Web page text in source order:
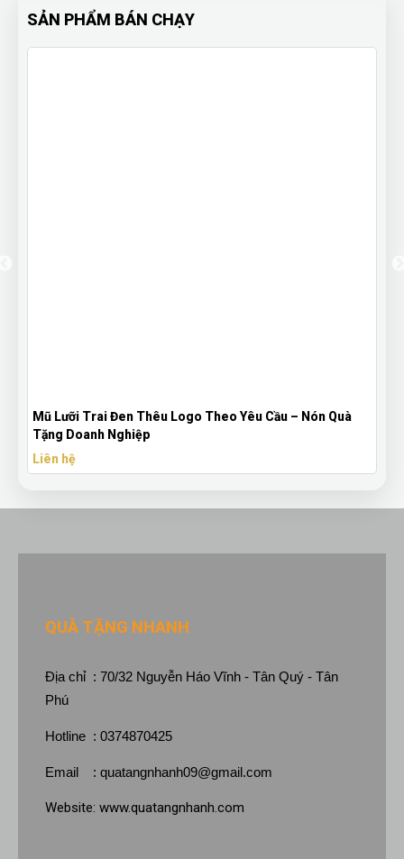
SẢN PHẨM BÁN CHẠY
Mũ Lưỡi Trai Đen Thêu Logo Theo Yêu Cầu – Nón Quà
Tặng Doanh Nghiệp
Liên hệ
QUÀ TẶNG NHANH
Địa chỉ : 70/32 Nguyễn Háo Vĩnh - Tân Quý - Tân
Phú
Hotline : 0374870425
Email : quatangnhanh09@gmail.com
Website: www.quatangnhanh.com